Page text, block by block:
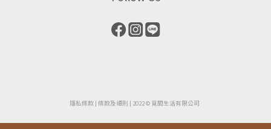
隱私條款| ​ 條款及細則 | 2022 © 覓間生活有限公司